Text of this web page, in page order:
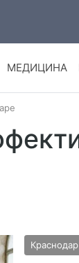
МЕДИЦИНА
Краснодар